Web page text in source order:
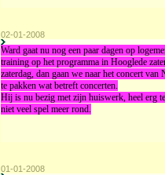
02-01-2008
Ward gaat nu nog een paar dagen op
training op het programma in Hooglede
zaterdag, dan gaan we naar het concert
te pakken wat betreft concerten.
Hij is nu bezig met zijn huiswerk, heel erg
niet veel spel meer rond.
01-01-2008